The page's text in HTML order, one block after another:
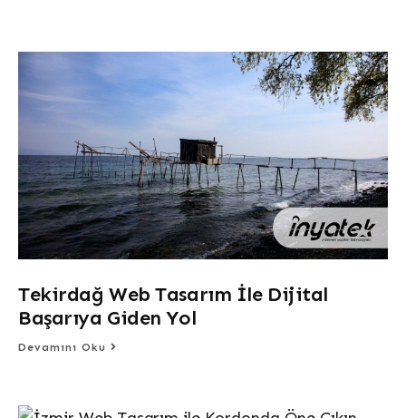
Tekirdağ Web Tasarım İle Dijital
Başarıya Giden Yol
Devamını Oku